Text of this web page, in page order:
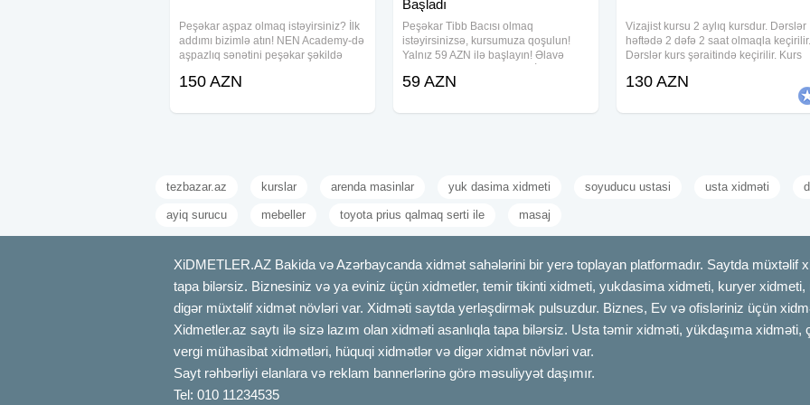
Peşəkar aşpaz olmaq istəyirsiniz? İlk
addımı bizimlə atın! NEN Academy-də
aşpazlıq sənətini peşəkar şəkildə
sirlərini kəşf edin, unudulmaz
güclü bir
150 AZN
Başladı
Peşəkar Tibb Bacısı olmaq
istəyirsinizsə, kursumuza qoşulun!
Yalnız 59 AZN ilə başlayın! Əlavə
yönəldirik Diplom Dərslər Apreldə
59 AZN
Vizajist kursu 2 aylıq kursdur. Dərslər
həftədə 2 dəfə 2 saat olmaqla keçirilir.
Dərslər kurs şəraitində keçirilir. Kurs
Üz quruluşuna uyğun makiyajın
130 AZN
tezbazar.az kurslar arenda masinlar yuk dasima xidmeti soyuducu ustasi usta xidməti
ayiq surucu mebeller toyota prius qalmaq serti ile masaj
XiDMETLER.AZ Bakida və Azərbaycanda xidmət sahələrini bir yerə toplayan platformadır. Saytda müxtəlif
tapa bilərsiz. Biznesiniz və ya eviniz üçün xidmetler, temir tikinti xidmeti, yukdasima xidmeti, kuryer
digər müxtəlif xidmət növləri var. Xidməti saytda yerləşdirmək pulsuzdur. Biznes, Ev və ofisləriniz üçün
Xidmetler.az saytı ilə sizə lazım olan xidməti asanlıqla tapa bilərsiz. Usta təmir xidməti, yükdaşıma xidməti,
vergi mühasibat xidmətləri, hüquqi xidmətlər və digər xidmət növləri var.
Sayt rəhbərliyi elanlara və reklam bannerlərinə görə məsuliyyət daşımır.
Tel: 010 11234535